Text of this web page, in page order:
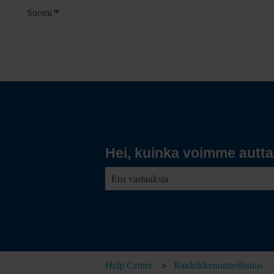
SuomiNäytä käännöksien alavalikko
Hei, kuinka voimme
Help Center Raideliikenneteollisuus